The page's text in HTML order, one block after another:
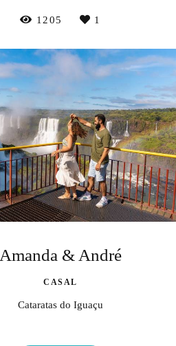
1205 1
Amanda & André
CASAL
Cataratas do Iguaçu